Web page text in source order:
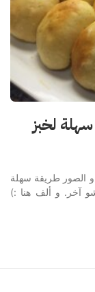
لخبز
الصور طريقة سهلة
آخر. و ألف هنا :)